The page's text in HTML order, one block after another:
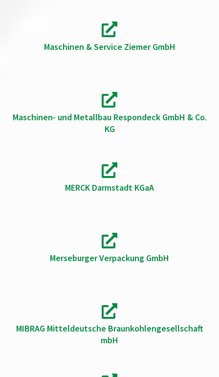
Maschinen & Service Ziemer GmbH
Maschinen- und Metallbau Respondeck GmbH & Co.
KG
MERCK Darmstadt KGaA
Merseburger Verpackung GmbH
MIBRAG Mitteldeutsche Braunkohlengesellschaft
mbH